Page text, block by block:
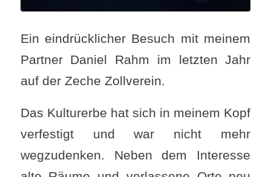
Ein eindrücklicher Besuch mit meinem
Partner Daniel Rahm im letzten Jahr
auf der Zeche Zollverein.
Das Kulturerbe hat sich in meinem Kopf
verfestigt und war nicht mehr
wegzudenken. Neben dem Interesse